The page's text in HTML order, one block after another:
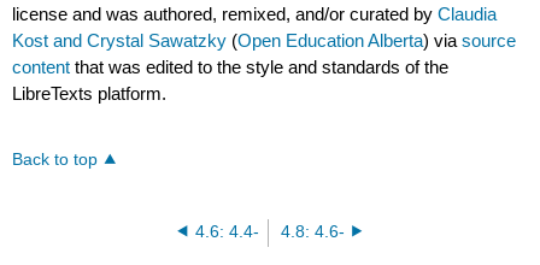
license and was authored, remixed, and/or curated byClaudia
Kost and Crystal Sawatzky (Open Education Alberta) viasource
content that was edited to the style and standards of the
LibreTexts platform.
Back to top
4.6: 4.4- 4.8: 4.6-